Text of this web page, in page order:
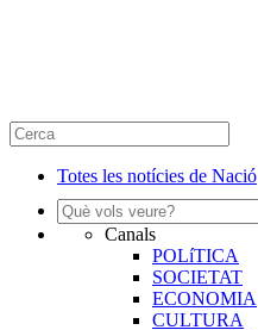
Totes les notícies de Nació
Canals
POLíTICA
SOCIETAT
ECONOMIA
CULTURA